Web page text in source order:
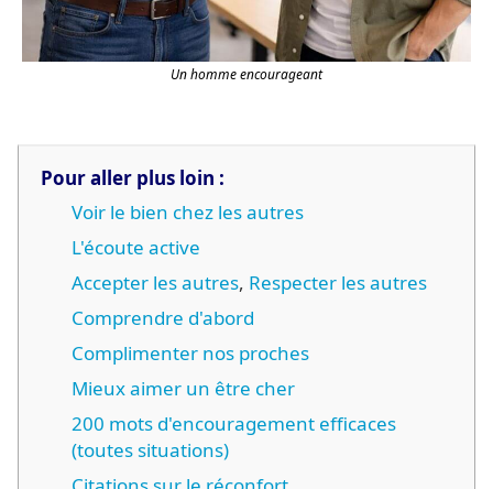
Un homme encourageant
Pour aller plus loin :
Voir le bien chez les autres
L'écoute active
Accepter les autres, Respecter les autres
Comprendre d'abord
Complimenter nos proches
Mieux aimer un être cher
200 mots d'encouragement efficaces
(toutes situations)